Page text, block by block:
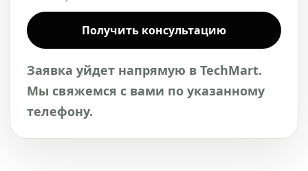
Получить консультацию
Заявка уйдет напрямую в TechMart.
Мы свяжемся с вами по указанному
телефону.